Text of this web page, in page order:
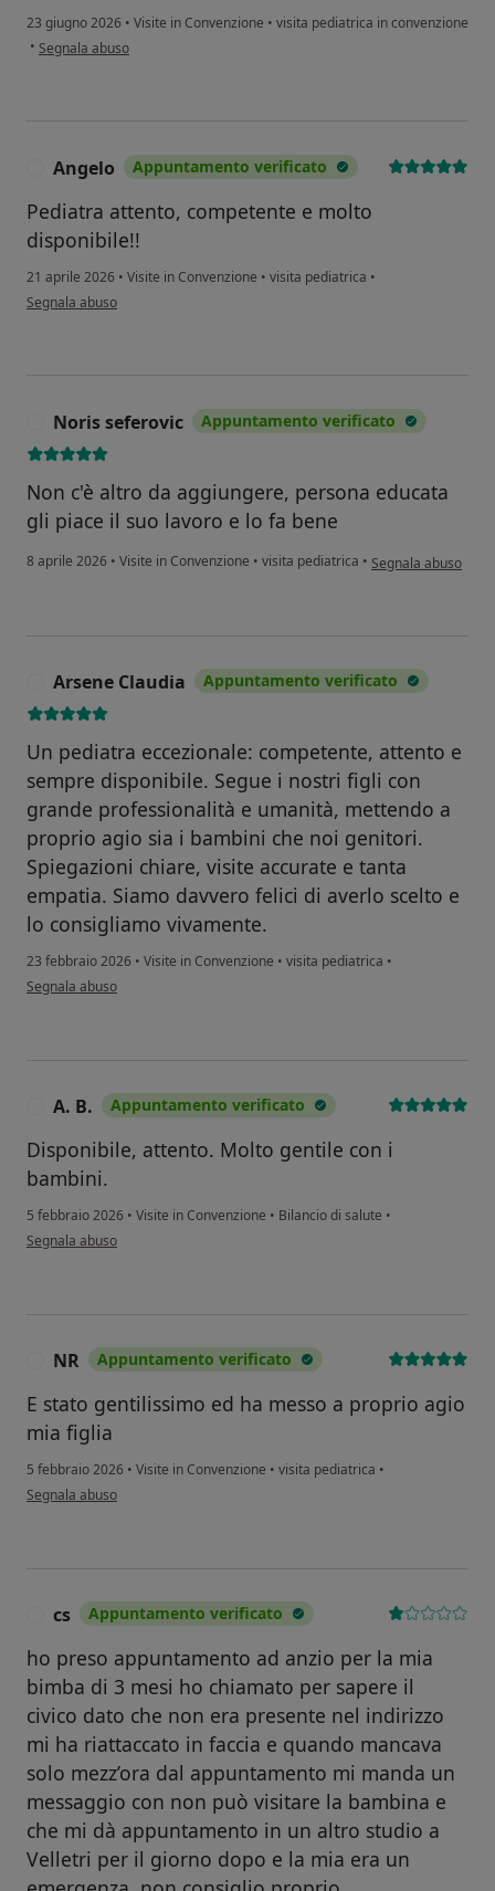
23 giugno 2026 • Visite in Convenzione • visita pediatrica in convenzione
• secondo l'opinione dell'utente Giasmin Izzi mamma di Bryan Menestrina
Segnala abuso
Angelo Appuntamento verificato
Pediatra attento, competente e molto
disponibile!!
21 aprile 2026 • Visite in Convenzione • visita pediatrica •
secondo l'opinione dell'utente Angelo
Segnala abuso
Noris seferovic Appuntamento verificato
Non c'è altro da aggiungere, persona educata
gli piace il suo lavoro e lo fa bene
8 aprile 2026 • Visite in Convenzione • visita pediatrica • secondo l'opinione
Segnala abuso
Arsene Claudia Appuntamento verificato
Un pediatra eccezionale: competente, attento e
sempre disponibile. Segue i nostri figli con
grande professionalità e umanità, mettendo a
proprio agio sia i bambini che noi genitori.
Spiegazioni chiare, visite accurate e tanta
empatia. Siamo davvero felici di averlo scelto e
lo consigliamo vivamente.
23 febbraio 2026 • Visite in Convenzione • visita pediatrica •
secondo l'opinione dell'utente Arsene Claudia
Segnala abuso
A. B. Appuntamento verificato
Disponibile, attento. Molto gentile con i
bambini.
5 febbraio 2026 • Visite in Convenzione • Bilancio di salute •
secondo l'opinione dell'utente A. B.
Segnala abuso
NR Appuntamento verificato
E stato gentilissimo ed ha messo a proprio agio
mia figlia
5 febbraio 2026 • Visite in Convenzione • visita pediatrica •
secondo l'opinione dell'utente NR
Segnala abuso
cs Appuntamento verificato
ho preso appuntamento ad anzio per la mia
bimba di 3 mesi ho chiamato per sapere il
civico dato che non era presente nel indirizzo
mi ha riattaccato in faccia e quando mancava
solo mezz’ora dal appuntamento mi manda un
messaggio con non può visitare la bambina e
che mi dà appuntamento in un altro studio a
Velletri per il giorno dopo e la mia era un